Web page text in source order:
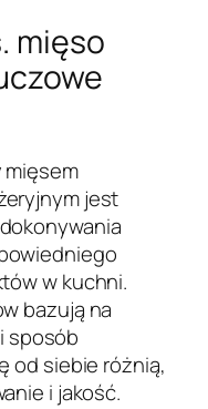
mięso
jest
w kuchni.
bazują na
sposób
od siebie różnią,
i jakość.